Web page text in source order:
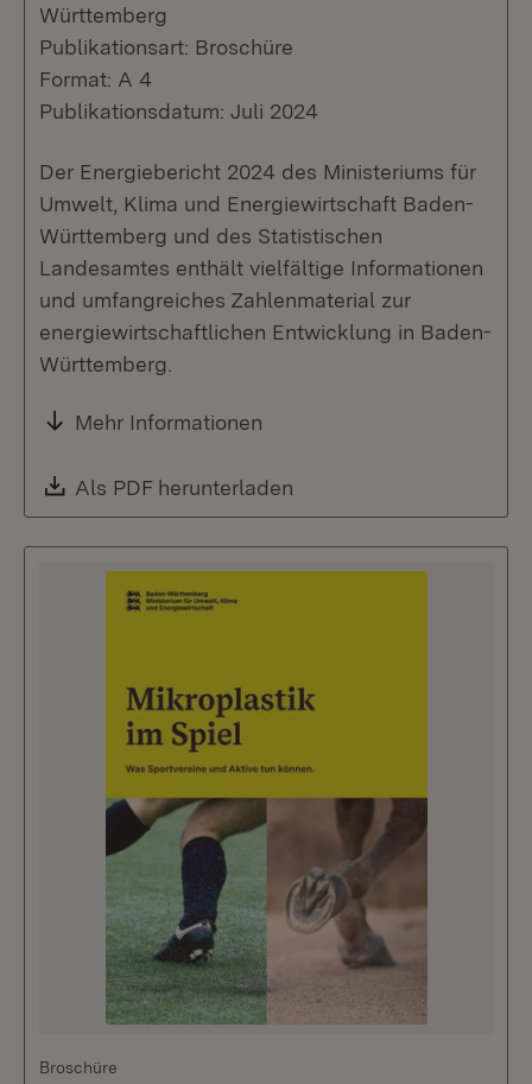
Württemberg
Publikationsart: Broschüre
Format: A 4
Publikationsdatum: Juli 2024
Der Energiebericht 2024 des Ministeriums für
Umwelt, Klima und Energiewirtschaft Baden-
Württemberg und des Statistischen
Landesamtes enthält vielfältige Informationen
und umfangreiches Zahlenmaterial zur
energiewirtschaftlichen Entwicklung in Baden-
Württemberg.
Mehr Informationen
Download:
Als PDF herunterladen
Broschüre